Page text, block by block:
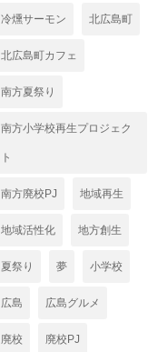
冷燻サーモン 北広島町
北広島町カフェ
南方夏祭り
南方小学校再生プロジェク
ト
南方廃校PJ 地域再生
地域活性化 地方創生
夏祭り 夢 小学校
広島 広島グルメ
廃校 廃校PJ